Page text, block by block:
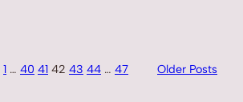
1 … 40 41 42 43 44 … 47 Older Posts